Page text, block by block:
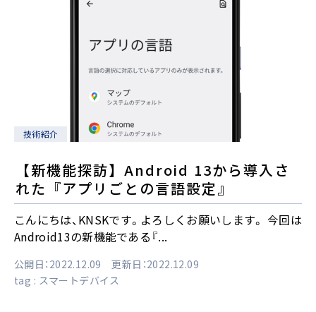
技術紹介
【新機能探訪】Android 13から導入さ
れた『アプリごとの言語設定』
こんにちは、KNSKです。よろしくお願いします。 今回は
Android13の新機能である『...
公開日：2022.12.09 更新日：2022.12.09
tag : スマートデバイス